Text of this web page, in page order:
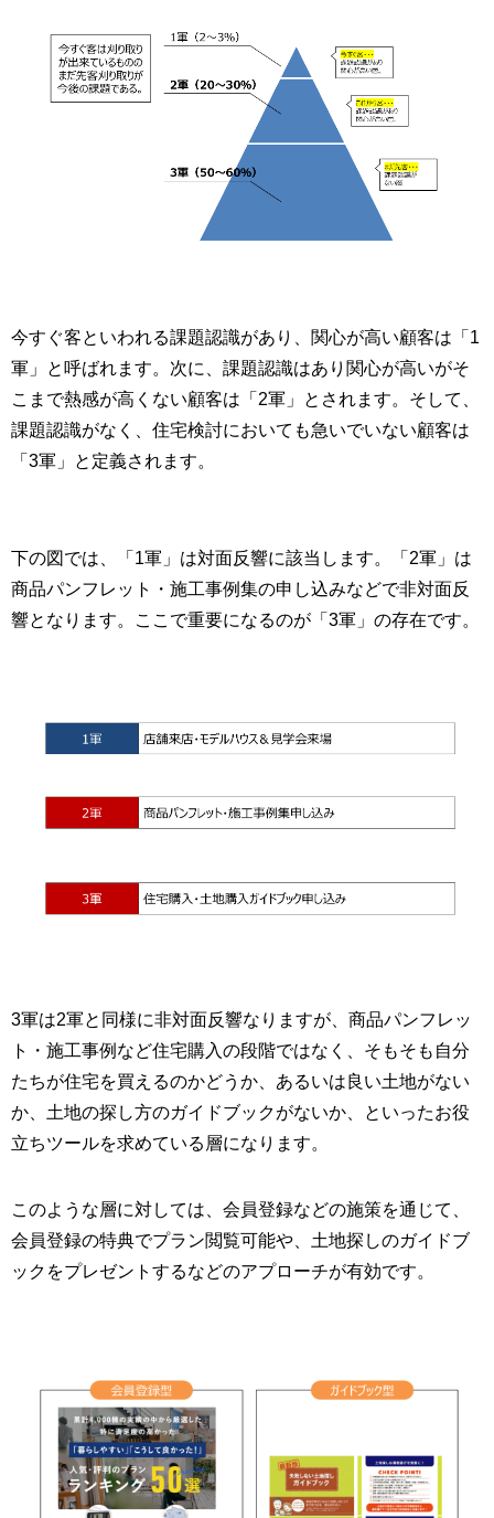
今すぐ客といわれる課題認識があり、関心が高い顧客は「1
軍」と呼ばれます。次に、課題認識はあり関心が高いがそ
こまで熱感が高くない顧客は「2軍」とされます。そして、
課題認識がなく、住宅検討においても急いでいない顧客は
「3軍」と定義されます。
下の図では、「1軍」は対面反響に該当します。「2軍」は
商品パンフレット・施工事例集の申し込みなどで非対面反
響となります。ここで重要になるのが「3軍」の存在です。
3軍は2軍と同様に非対面反響なりますが、商品パンフレッ
ト・施工事例など住宅購入の段階ではなく、そもそも自分
たちが住宅を買えるのかどうか、あるいは良い土地がない
か、土地の探し方のガイドブックがないか、といったお役
立ちツールを求めている層になります。
このような層に対しては、会員登録などの施策を通じて、
会員登録の特典でプラン閲覧可能や、土地探しのガイドブ
ックをプレゼントするなどのアプローチが有効です。